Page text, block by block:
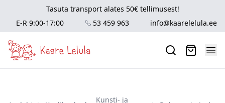
Tasuta transport alates 50€ tellimusest!
E-R 9:00-17:00
53 459 963 info@kaarelelula.ee
Kunsti- ja